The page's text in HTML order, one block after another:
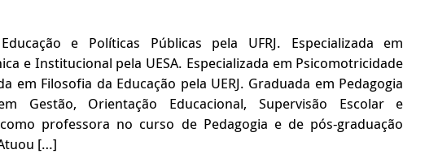
e Políticas Públicas pela UFRJ. Especializada em
e Institucional pela UESA. Especializada em Psicomotricidade
em Filosofia da Educação pela UERJ. Graduada em Pedagogia
Gestão, Orientação Educacional, Supervisão Escolar e
professora no curso de Pedagogia e de pós-graduação
[…]